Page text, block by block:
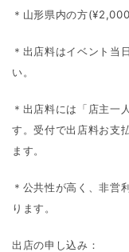
＊山形県内の方
＊出店料はイベント当
い。
＊出店料には「店主一
す。受付で出店料お支
ます。
＊公共性が高く、非営
ります。
出店の申し込み：